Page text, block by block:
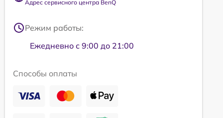
Адрес сервисного центра BenQ
Режим работы:
Ежедневно с 9:00 до 21:00
Способы оплаты